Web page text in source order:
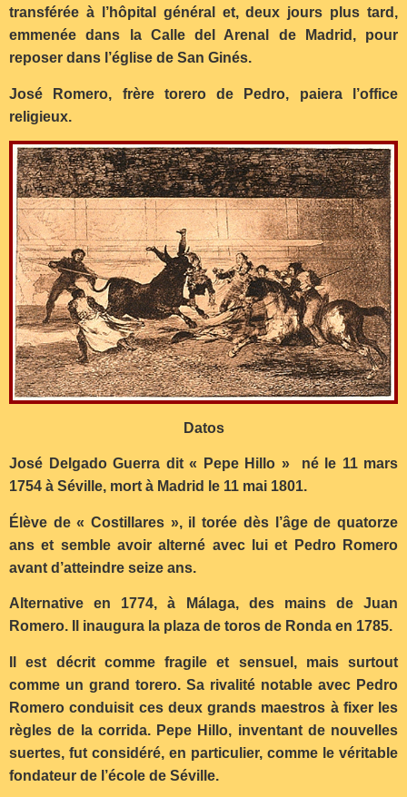
transférée à l’hôpital général et, deux jours plus tard,
emmenée dans la Calle del Arenal de Madrid, pour
reposer dans l’église de San Ginés.
José Romero, frère torero de Pedro, paiera l’office
religieux.
Datos
José Delgado Guerra dit « Pepe Hillo » né le 11 mars
1754 à Séville, mort à Madrid le 11 mai 1801.
Élève de « Costillares », il torée dès l’âge de quatorze
ans et semble avoir alterné avec lui et Pedro Romero
avant d’atteindre seize ans.
Alternative en 1774, à Málaga, des mains de Juan
Romero. Il inaugura la plaza de toros de Ronda en 1785.
Il est décrit comme fragile et sensuel, mais surtout
comme un grand torero. Sa rivalité notable avec Pedro
Romero conduisit ces deux grands maestros à fixer les
règles de la corrida. Pepe Hillo, inventant de nouvelles
suertes, fut considéré, en particulier, comme le véritable
fondateur de l’école de Séville.